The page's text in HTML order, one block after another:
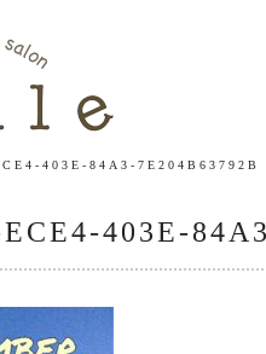
403E-84A3-7E204B63792B
403E-